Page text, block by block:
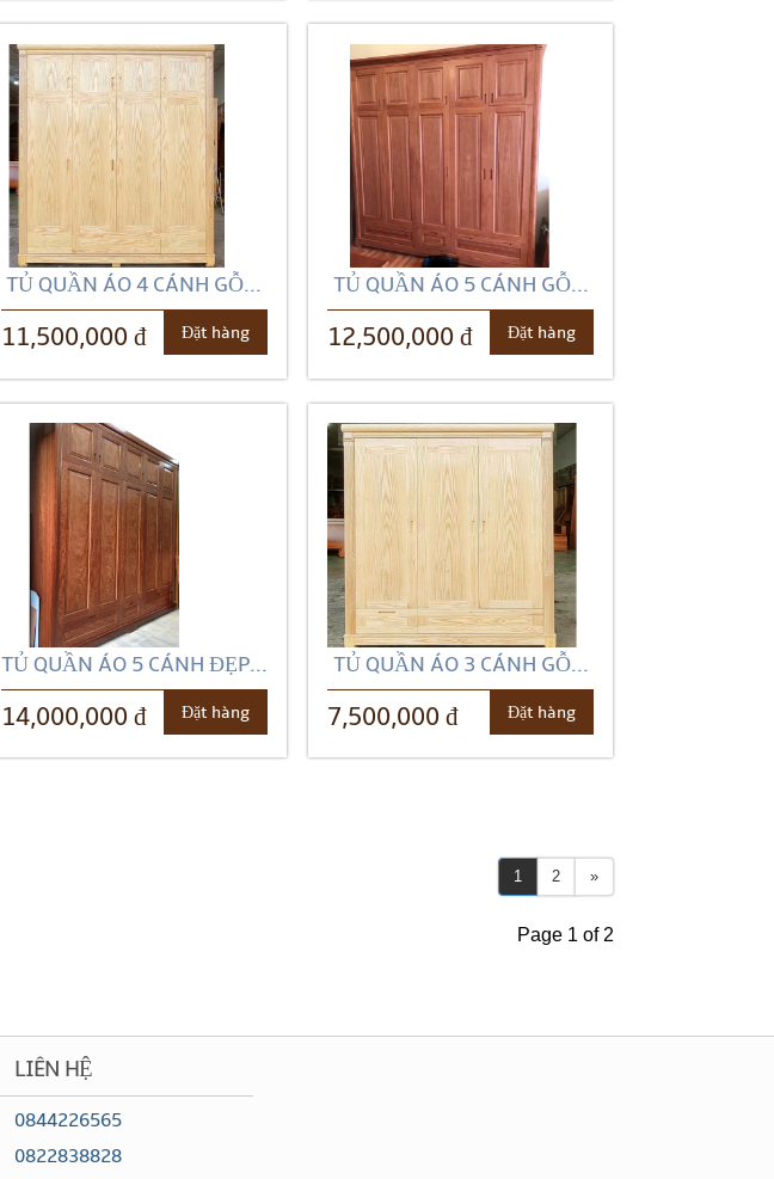
TỦ QUẦN ÁO 4 CÁNH GỖ...
11,500,000 đ Đặt hàng
TỦ QUẦN ÁO 5 CÁNH GỖ...
12,500,000 đ Đặt hàng
TỦ QUẦN ÁO 5 CÁNH ĐẸP...
14,000,000 đ Đặt hàng
TỦ QUẦN ÁO 3 CÁNH GỖ...
7,500,000 đ Đặt hàng
1 2 »
Page 1 of 2
LIÊN HỆ
0844226565
0822838828